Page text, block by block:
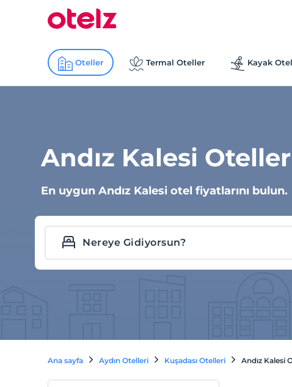
Oteller Termal Oteller Kayak
Andız Kalesi
En uygun Andız Kalesi otel fiyatlarını bulun.
Ana sayfa Aydın Otelleri Kuşadası Otelleri Andız Kalesi